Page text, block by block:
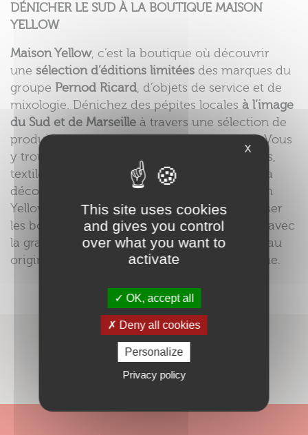
DÉNICHER LE SUD À LA BOUTIQUE MAISON
YELLOW
Maison Yellow, c’est la boutique où découvrir
une sélection d’éditions limitées des marques du
groupe Pernod Ricard, d’objets de service et de
mixologie. Dénichez des pépites locales à l’image
du Sud et de Marseille à travers une sélection de
produits de créateurs et artisans régionaux. Vous
y trouverez
: épiceries fines,
textile, arts de la table et tant d’autres objets à
découvrir. En exclusivité à la boutique Maison
Yellow, vous avez la possibilité de personnaliser
les bouteilles et la verrerie (carafes et verres) avec
la gravure de votre choix. Idéal pour un cadeau
original ou pour en garder un souvenir unique.
SITUER LA BOUTIQUE SUR LE PLAN
X
This site uses cookies
and gives you control
over what you want to
activate
OK, accept all
Deny all cookies
Personalize
Privacy policy